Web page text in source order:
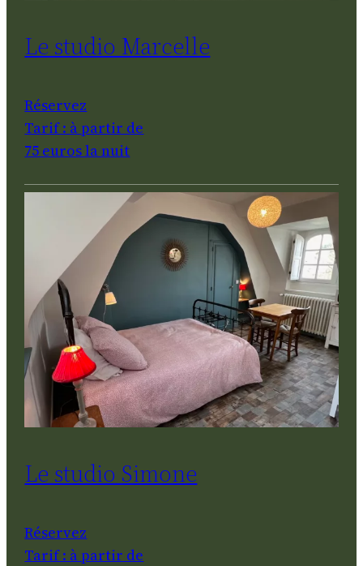
Le studio Marcelle
Réservez
Tarif : à partir de
75 euros la nuit
Le studio Simone
Réservez
Tarif : à partir de